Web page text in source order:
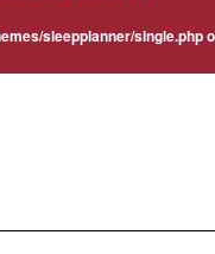
sleepplanner/single.php